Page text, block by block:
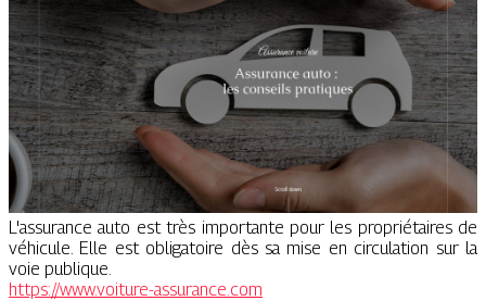
L'assurance auto est très importante pour les propriétaires de
véhicule. Elle est obligatoire dès sa mise en circulation sur la
voie publique.
https://www.voiture-assurance.com